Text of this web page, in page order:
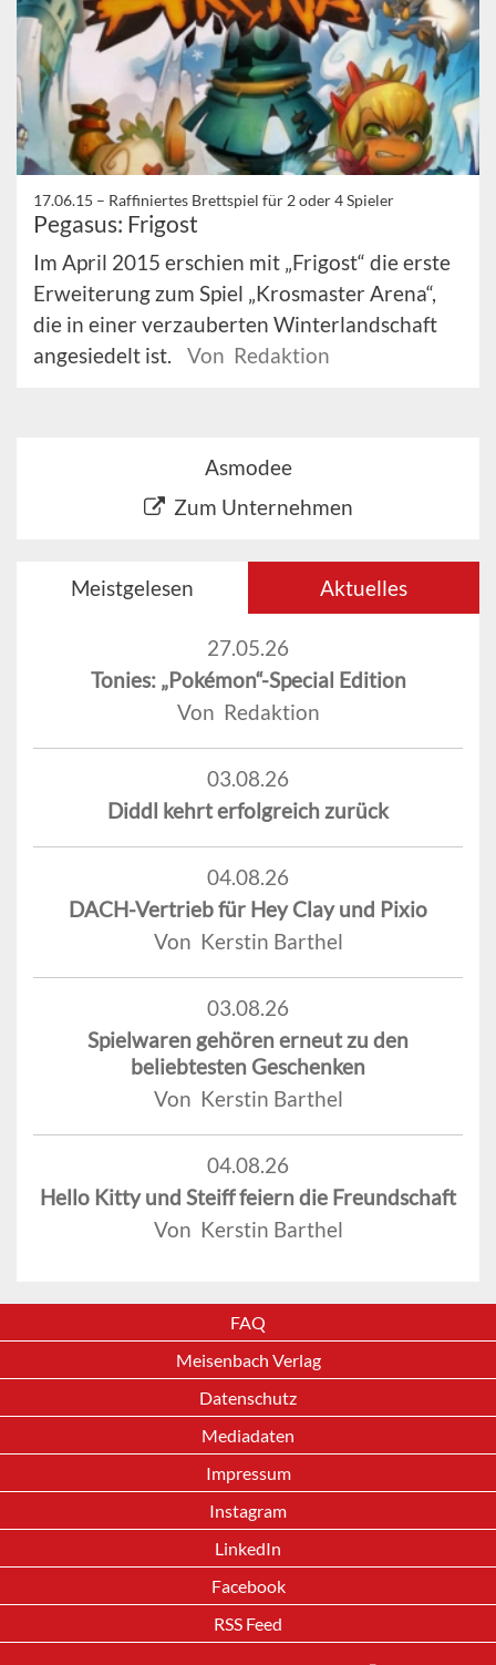
17.06.15 – Raffiniertes Brettspiel für 2 oder 4 Spieler
Pegasus: Frigost
Im April 2015 erschien mit „Frigost“ die erste
Erweiterung zum Spiel „Krosmaster Arena“,
die in einer verzauberten Winterlandschaft
angesiedelt ist.
Von Redaktion
Asmodee
Zum Unternehmen
Meistgelesen Aktuelles
27.05.26
Tonies: „Pokémon“-Special Edition
Von Redaktion
03.08.26
Diddl kehrt erfolgreich zurück
04.08.26
DACH-Vertrieb für Hey Clay und Pixio
Von Kerstin Barthel
03.08.26
Spielwaren gehören erneut zu den
beliebtesten Geschenken
Von Kerstin Barthel
04.08.26
Hello Kitty und Steiff feiern die Freundschaft
Von Kerstin Barthel
FAQ
Meisenbach Verlag
Datenschutz
Mediadaten
Impressum
Instagram
LinkedIn
Facebook
RSS Feed